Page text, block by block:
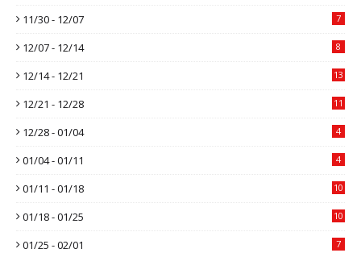
11/30 - 12/07 7
12/07 - 12/14 8
12/14 - 12/21 13
12/21 - 12/28 11
12/28 - 01/04 4
01/04 - 01/11 4
01/11 - 01/18 10
01/18 - 01/25 10
01/25 - 02/01 7